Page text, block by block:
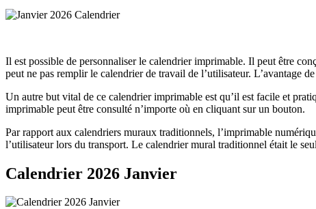
Il est possible de personnaliser le calendrier imprimable. Il peut être
peut ne pas remplir le calendrier de travail de l’utilisateur. L’avantage
Un autre but vital de ce calendrier imprimable est qu’il est facile et
imprimable peut être consulté n’importe où en cliquant sur un bouton.
Par rapport aux calendriers muraux traditionnels, l’imprimable
l’utilisateur lors du transport. Le calendrier mural traditionnel était le
Calendrier 2026 Janvier